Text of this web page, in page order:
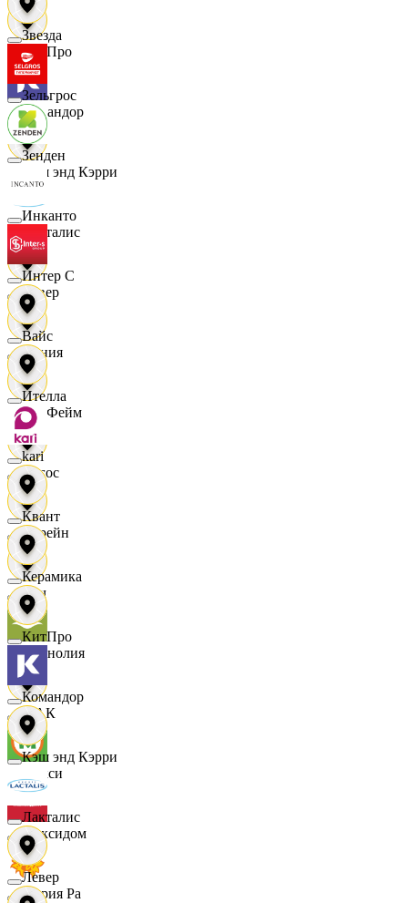
КитПро
Командор
Кэш энд Кэрри
Лакталис
Левер
Линия
ЛисФейм
Логос
Лорейн
Луч
Магнолия
МАК
Макси
Максидом
Мария Ра
Звезда
Зельгрос
Зенден
Инканто
Интер С
Вайс
Ителла
kari
Квант
Керамика
КитПро
Командор
Кэш энд Кэрри
Лакталис
Левер